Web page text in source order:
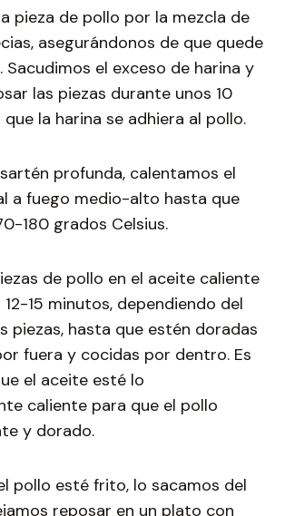
pieza de pollo por la mezcla de
asegurándonos de que quede
Sacudimos el exceso de harina y
las piezas durante unos 10
la harina se adhiera al pollo.
profunda, calentamos el
a fuego medio-alto hasta que
180 grados Celsius.
de pollo en el aceite caliente
15 minutos, dependiendo del
piezas, hasta que estén doradas
fuera y cocidas por dentro. Es
el aceite esté lo
caliente para que el pollo
y dorado.
pollo esté frito, lo sacamos del
reposar en un plato con